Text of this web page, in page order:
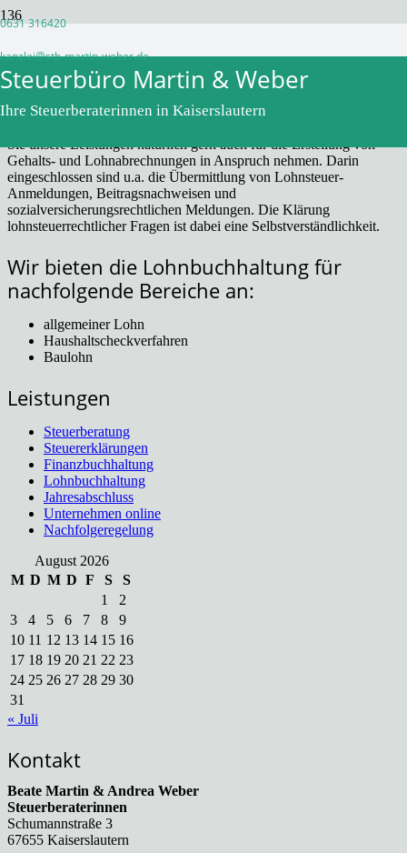
0631 316420
kanzlei@stb-martin-weber.de
Steuerbüro Martin & Weber
Ihre Steuerberaterinnen in Kaiserslautern
Lohnbuchhaltung
Sie unsere Leistungen natürlich gern auch für die Erstellung von
Gehalts- und Lohnabrechnungen in Anspruch nehmen. Darin
eingeschlossen sind u.a. die Übermittlung von Lohnsteuer-
Anmeldungen, Beitragsnachweisen und
sozialversicherungsrechtlichen Meldungen. Die Klärung
lohnsteuerrechtlicher Fragen ist dabei eine Selbstverständlichkeit.
Wir bieten die Lohnbuchhaltung für
nachfolgende Bereiche an:
allgemeiner Lohn
Haushaltscheckverfahren
Baulohn
Leistungen
Steuerberatung
Steuererklärungen
Finanzbuchhaltung
Lohnbuchhaltung
Jahresabschluss
Unternehmen online
Nachfolgeregelung
August 2026
M D M D F S
S
1
2
3
4 5 6 7 8
9
10 11 12 13 14 15 16
17 18 19 20 21 22 23
24 25 26 27 28 29 30
31
« Juli
Kontakt
Beate Martin & Andrea Weber
Steuerberaterinnen
Schumannstraße 3
67655 Kaiserslautern